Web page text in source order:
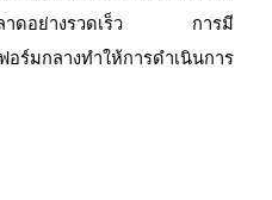
โทเคนยอดนิยม
ลาดอย่างรวดเร็ว การมี
ร์มกลางทำให้การดำเนินการ